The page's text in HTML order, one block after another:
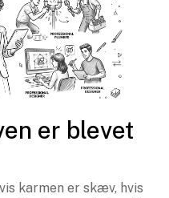
er blevet
karmen er skæv, hvis